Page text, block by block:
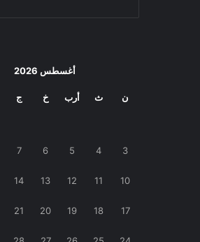
أغسطس 2026
ن ث أرب خ ج
3
4
5
6
7
10
11
12
13
14
17
18
19
20
21